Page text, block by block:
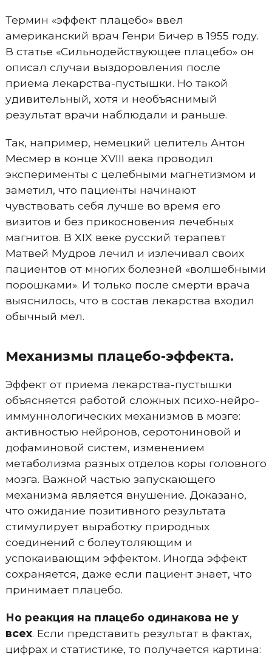
Термин «эффект плацебо» ввел
американский врач Генри Бичер в 1955 году.
В статье «Сильнодействующее плацебо» он
описал случаи выздоровления после
приема лекарства-пустышки. Но такой
удивительный, хотя и необъяснимый
результат врачи наблюдали и раньше.
Так, например, немецкий целитель Антон
Месмер в конце XVIII века проводил
эксперименты с целебными магнетизмом и
заметил, что пациенты начинают
чувствовать себя лучше во время его
визитов и без прикосновения лечебных
магнитов. В XIX веке русский терапевт
Матвей Мудров лечил и излечивал своих
пациентов от многих болезней «волшебными
порошками». И только после смерти врача
выяснилось, что в состав лекарства входил
обычный мел.
Механизмы плацебо-эффекта.
Эффект от приема лекарства-пустышки
объясняется работой сложных психо-нейро-
иммуннологических механизмов в мозге:
активностью нейронов, серотониновой и
дофаминовой систем, изменением
метаболизма разных отделов коры головного
мозга. Важной частью запускающего
механизма является внушение. Доказано,
что ожидание позитивного результата
стимулирует выработку природных
соединений с болеутоляющим и
успокаивающим эффектом. Иногда эффект
сохраняется, даже если пациент знает, что
принимает плацебо.
Но реакция на плацебо одинакова не у
всех. Если представить результат в фактах,
цифрах и статистике, то получается картина: